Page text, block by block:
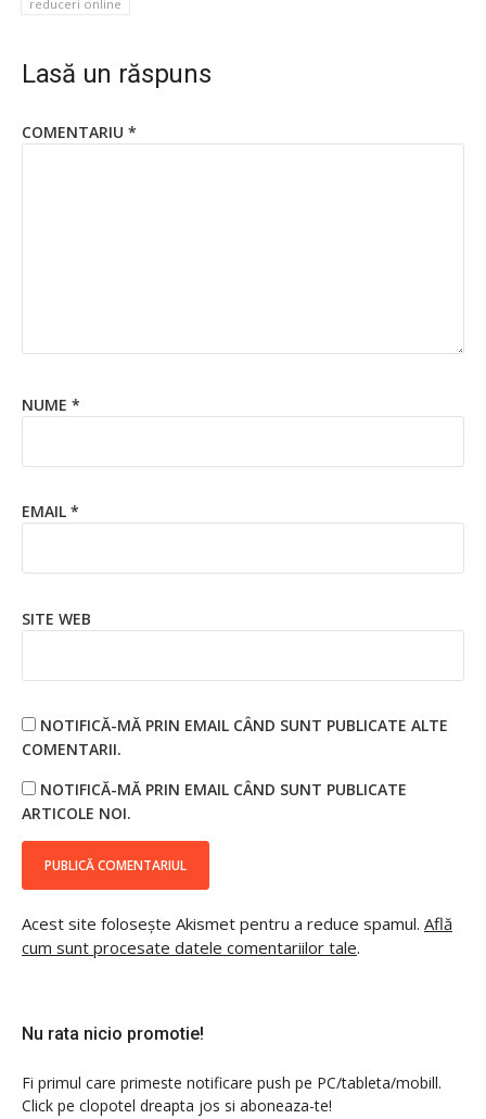
reduceri online
Lasă un răspuns
COMENTARIU *
NUME *
EMAIL *
SITE WEB
NOTIFICĂ-MĂ PRIN EMAIL CÂND SUNT PUBLICATE ALTE
COMENTARII.
NOTIFICĂ-MĂ PRIN EMAIL CÂND SUNT PUBLICATE
ARTICOLE NOI.
Acest site folosește Akismet pentru a reduce spamul. Află
cum sunt procesate datele comentariilor tale.
Nu rata nicio promotie!
Fi primul care primeste notificare push pe PC/tableta/mobill.
Click pe clopotel dreapta jos si aboneaza-te!